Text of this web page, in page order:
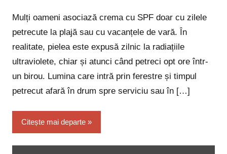
Mulți oameni asociază crema cu SPF doar cu zilele
petrecute la plajă sau cu vacanțele de vară. În
realitate, pielea este expusă zilnic la radiațiile
ultraviolete, chiar și atunci când petreci opt ore într-
un birou. Lumina care intră prin ferestre și timpul
petrecut afară în drum spre serviciu sau în […]
Citește mai departe